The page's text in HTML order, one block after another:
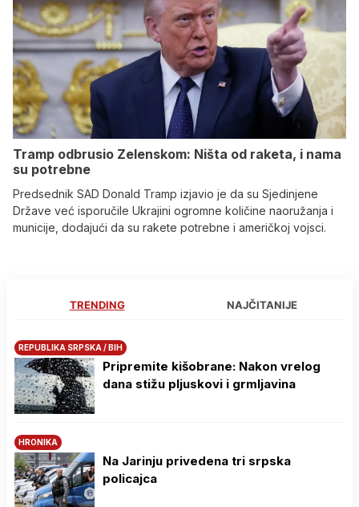
Tramp odbrusio Zelenskom: Ništa od raketa, i nama
su potrebne
Predsednik SAD Donald Tramp izjavio je da su Sjedinjene
Države već isporučile Ukrajini ogromne količine naoružanja i
municije, dodajući da su rakete potrebne i američkoj vojsci.
TRENDING NAJČITANIJE
REPUBLIKA SRPSKA / BIH
Pripremite kišobrane: Nakon vrelog
dana stižu pljuskovi i grmljavina
HRONIKA
Na Јarinju privedena tri srpska
policajca